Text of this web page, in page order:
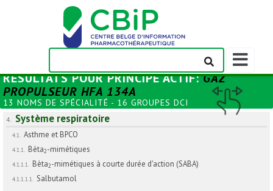
Afficher/
la
de
navigation
RÉSULTATS POURPRINCIPE ACTIF:GAZ
PROPULSEUR HFA 134A
13 NOMS DE SPÉCIALITÉ - 16 GROUPES DCI
4. Système respiratoire
4.1. Asthme et BPCO
4.1.1. Bèta2-mimétiques
4.1.1.1. Bèta2-mimétiques à courte durée d'action (SABA)
4.1.1.1.1. Salbutamol